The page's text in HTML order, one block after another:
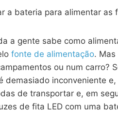
a gente sabe como
fonte de alimentação.
ou num carro?
demasiado inconveniente
de transportar e, em
de fita LED com uma